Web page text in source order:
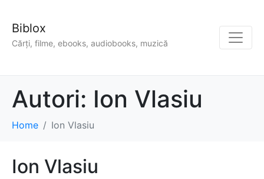
Biblox
Cărți, filme, ebooks, audiobooks, muzică
Autori: Ion Vlasiu
Home Ion Vlasiu
Ion Vlasiu